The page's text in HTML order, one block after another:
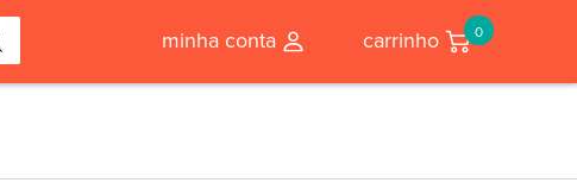
minha conta carrinho 0